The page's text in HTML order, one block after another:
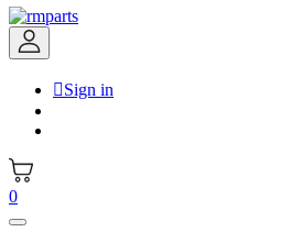
Sign in
0